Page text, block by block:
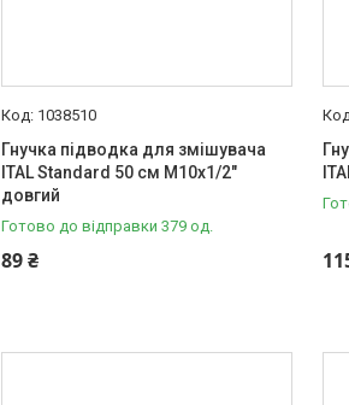
1038510
Гнучка підводка для змішувача
ITAL Standard 50 см M10x1/2"
довгий
Готово до відправки 379 од.
89 ₴